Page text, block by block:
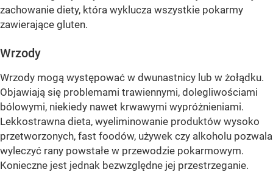
zachowanie diety, która wyklucza wszystkie pokarmy
zawierające gluten.
Wrzody
Wrzody mogą występować w dwunastnicy lub w żołądku.
Objawiają się problemami trawiennymi, dolegliwościami
bólowymi, niekiedy nawet krwawymi wypróżnieniami.
Lekkostrawna dieta, wyeliminowanie produktów wysoko
przetworzonych, fast foodów, używek czy alkoholu pozwala
wyleczyć rany powstałe w przewodzie pokarmowym.
Konieczne jest jednak bezwzględne jej przestrzeganie.